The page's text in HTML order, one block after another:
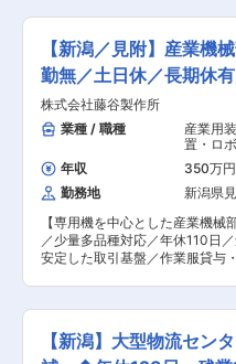
ショナルとしてステップアップ
ります。 ■就業環境 勤務は土日休みの週休二日
制で、年間休日は110日です。
房完備の職場環境に加え、退職
当、産休・育休制度、健康診断
予防接種全額補助など福利厚生
有給休暇の取得率も高く、安定
す。 ■企業の魅力 創業65年以上の歴史を持つ産
業機械メーカーで、上場企業を
取引を行っています。受注生産
機を中心に製造・修理を行って
機械に携わることで技術を深め
す。現在も業績拡大中であり、
ています。 変更の範囲：会
す。 ■埋蔵文化財発掘調査未経験の方でも歓迎。
丁寧に指導しますので、安心し
い。 ☆職務概要 ■埋蔵文化財発掘調査現場や土
木工事現場にて現場管理・運営
ご担当いただきます。 配属部
査の結果を踏まえた上、社内受
配属となります。 ■主な作業場
とした近隣市町村をはじめ県内
発掘調査現場になります。 ☆その他 ■業務に関
わる資格取得に関しても積極的
奨している事や会社としてのバ
事からスキルアップを目指しな
めます。 変更の範囲：会社の
【新潟／見附】産業機
勤無／土日休／長期休
株式会社藤谷製作所
業種 / 職種
産業用
置・ロ
属加工
年収 350万円
勤務地
新潟県
【専用機を中心とした産業機械
／少量多品種対応／年休110日／
安定した取引基盤／作業服貸与
ただきます。当社は小型から大
を扱い、中でも中型〜大型機の
います。360平方メートル・高
【新潟】大型物流セン